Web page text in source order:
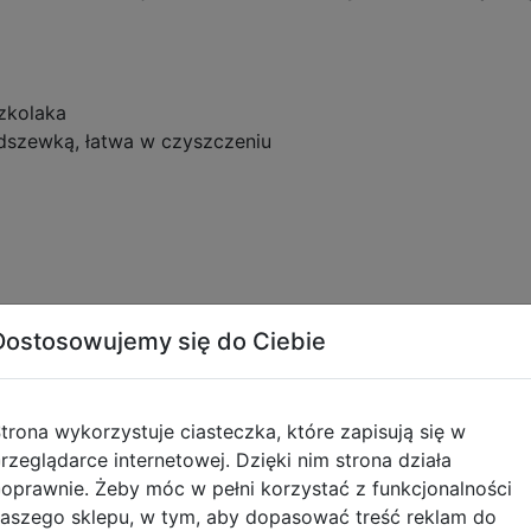
łatwa w czyszczeniu
zgodności
się do Ciebie
wykorzystuje ciasteczka, które zapisują się w
internetowej. Dzięki nim strona działa
Żeby móc w pełni korzystać z funkcjonalności
sklepu, w tym, aby dopasować treść reklam do